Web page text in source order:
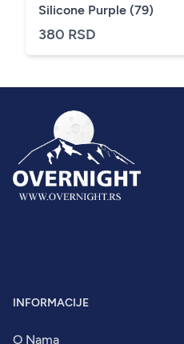
Silicone Purple (79)
380 RSD
INFORMACIJE
O Nama